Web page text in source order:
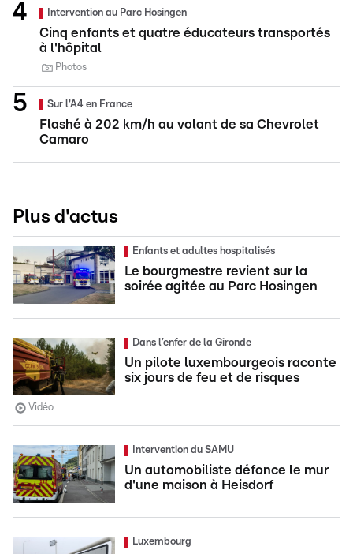
Intervention au Parc Hosingen
Cinq enfants et quatre éducateurs transportés
à l'hôpital
Photos
Sur l'A4 en France
Flashé à 202 km/h au volant de sa Chevrolet
Camaro
Plus d'actus
Enfants et adultes hospitalisés
Le bourgmestre revient sur la
soirée agitée au Parc Hosingen
Dans l’enfer de la Gironde
Un pilote luxembourgeois raconte
six jours de feu et de risques
Vidéo
Intervention du SAMU
Un automobiliste défonce le mur
d'une maison à Heisdorf
Luxembourg